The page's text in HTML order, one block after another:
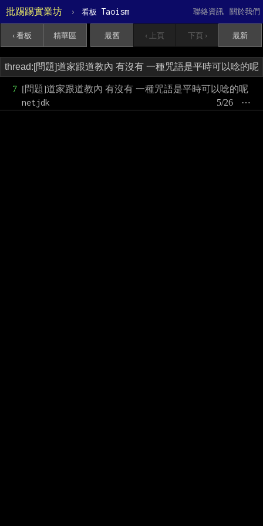
批踢踢實業坊 › 看板 Taoism 關於我們
聯絡資訊
‹ 看板 精華區 最舊 ‹ 上頁 下頁 › 最新
7 [問題]道家跟道教內 有沒有 一種咒語是平時可以唸的呢
netjdk
⋯
5/26